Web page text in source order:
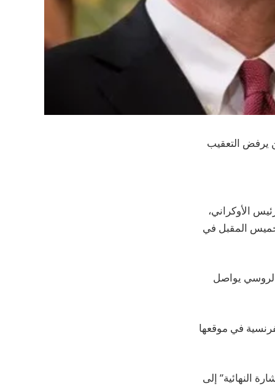
يرفض التعقيب
الأوكراني،
المقبل في
يواصل
في موقعها
النهائية” إلى